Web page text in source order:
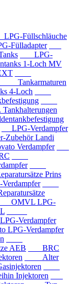
Füllschläuche
Fülladapter
LPG-
1-Loch MV
Tankarmaturen
4-Loch
LPG-Verdampfer
Landi
Verdampfer
Prins
LPG-
Verdampfer
Verdampfer
AEB
BRC
Alter
Injektoren